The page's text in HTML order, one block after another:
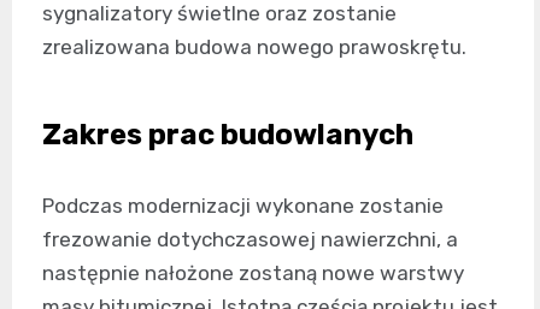
sygnalizatory świetlne oraz zostanie
zrealizowana budowa nowego prawoskrętu.
Zakres prac budowlanych
Podczas modernizacji wykonane zostanie
frezowanie dotychczasowej nawierzchni, a
następnie nałożone zostaną nowe warstwy